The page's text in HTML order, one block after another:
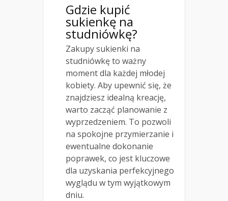
Gdzie kupić
sukienkę na
studniówkę?
Zakupy sukienki na
studniówkę to ważny
moment dla każdej młodej
kobiety. Aby upewnić się, że
znajdziesz idealną kreację,
warto zacząć planowanie z
wyprzedzeniem. To pozwoli
na spokojne przymierzanie i
ewentualne dokonanie
poprawek, co jest kluczowe
dla uzyskania perfekcyjnego
wyglądu w tym wyjątkowym
dniu.